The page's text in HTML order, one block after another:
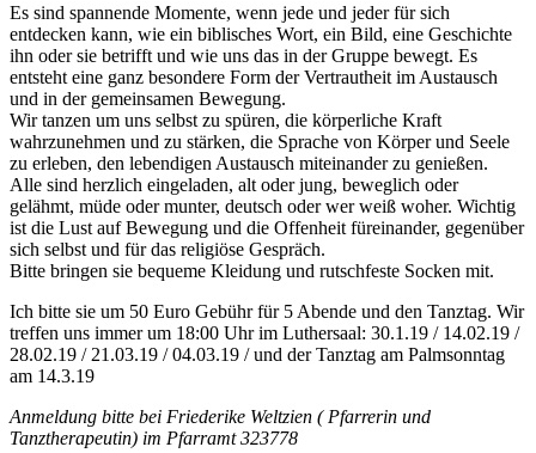
Es sind spannende Momente, wenn jede und jeder für sich
entdecken kann, wie ein biblisches Wort, ein Bild, eine Geschichte
ihn oder sie betrifft und wie uns das in der Gruppe bewegt. Es
entsteht eine ganz besondere Form der Vertrautheit im Austausch
und in der gemeinsamen Bewegung.
Wir tanzen um uns selbst zu spüren, die körperliche Kraft
wahrzunehmen und zu stärken, die Sprache von Körper und Seele
zu erleben, den lebendigen Austausch miteinander zu genießen.
Alle sind herzlich eingeladen, alt oder jung, beweglich oder
gelähmt, müde oder munter, deutsch oder wer weiß woher. Wichtig
ist die Lust auf Bewegung und die Offenheit füreinander, gegenüber
sich selbst und für das religiöse Gespräch.
Bitte bringen sie bequeme Kleidung und rutschfeste Socken mit.
Ich bitte sie um 50 Euro Gebühr für 5 Abende und den Tanztag. Wir
treffen uns immer um 18:00 Uhr im Luthersaal: 30.1.19 / 14.02.19 /
28.02.19 / 21.03.19 / 04.03.19 / und der Tanztag am Palmsonntag
am 14.3.19
Anmeldung bitte bei Friederike Weltzien ( Pfarrerin und
Tanztherapeutin) im Pfarramt 323778